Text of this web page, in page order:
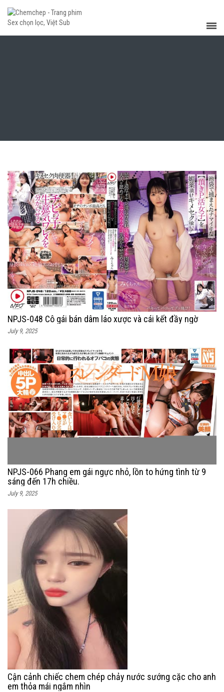
NPJS-048 Cô gái bán dâm láo xược và cái kết đầy ngờ
July 9, 2025
NPJS-066 Phang em gái ngực nhỏ, lồn to hứng tình từ 9
sáng đến 17h chiều.
July 9, 2025
Cận cảnh chiếc chem chép chảy nước sướng cặc cho anh
em thỏa mái ngắm nhìn